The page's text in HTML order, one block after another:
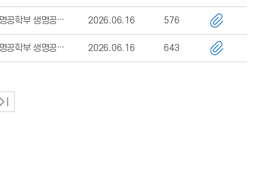
생명공학부 생명공학전공 2026.06.16 576
생명공학부 생명공학전공 2026.06.16 643